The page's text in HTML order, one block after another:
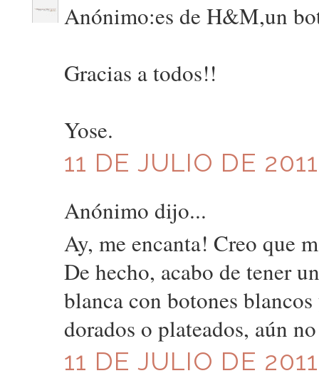
Anónimo:es de H&M,un
Gracias a todos!!
Yose.
11 DE JULIO DE
Anónimo dijo...
Ay, me encanta! Creo que
De hecho, acabo de tener
blanca con botones
dorados o plateados, aún
11 DE JULIO DE